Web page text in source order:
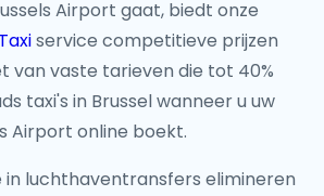
Airport gaat, biedt onze
service competitieve prijzen
van vaste tarieven die tot 40%
taxi's in Brussel wanneer u uw
Airport online boekt.
in luchthaventransfers elimineren